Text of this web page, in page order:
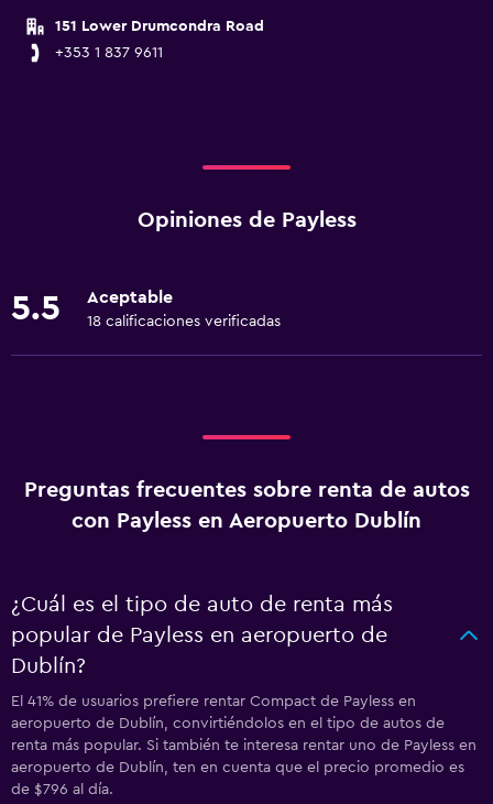
151 Lower Drumcondra Road
+353 1 837 9611
Opiniones de Payless
5.5 Aceptable
18 calificaciones verificadas
Preguntas frecuentes sobre renta de autos
con Payless en Aeropuerto Dublín
¿Cuál es el tipo de auto de renta más
popular de Payless en aeropuerto de
Dublín?
El 41% de usuarios prefiere rentar Compact de Payless en
aeropuerto de Dublín, convirtiéndolos en el tipo de autos de
renta más popular. Si también te interesa rentar uno de Payless en
aeropuerto de Dublín, ten en cuenta que el precio promedio es
de $796 al día.